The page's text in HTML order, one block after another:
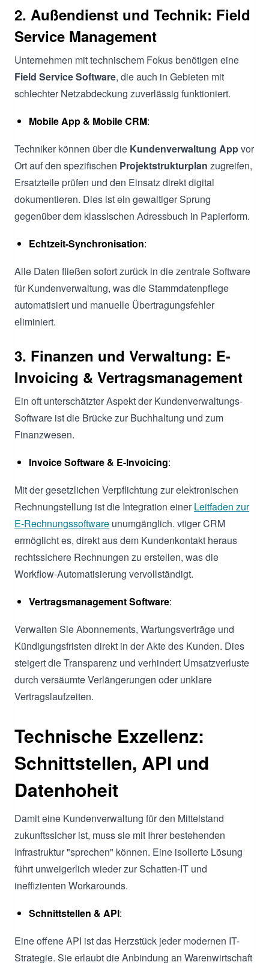
2. Außendienst und Technik: Field
Service Management
Unternehmen mit technischem Fokus benötigen eine
Field Service Software, die auch in Gebieten mit
schlechter Netzabdeckung zuverlässig funktioniert.
Mobile App & Mobile CRM:
Techniker können über die Kundenverwaltung Appvor
Ort auf den spezifischen Projektstrukturplan zugreifen,
Ersatzteile prüfen und den Einsatz direkt digital
dokumentieren. Dies ist ein gewaltiger Sprung
gegenüber dem klassischen Adressbuch in Papierform.
Echtzeit-Synchronisation:
Alle Daten fließen sofort zurück in die zentrale Software
für Kundenverwaltung, was die Stammdatenpflege
automatisiert und manuelle Übertragungsfehler
eliminiert.
3. Finanzen und Verwaltung: E-
Invoicing & Vertragsmanagement
Ein oft unterschätzter Aspekt der Kundenverwaltungs-
Software ist die Brücke zur Buchhaltung und zum
Finanzwesen.
Invoice Software & E-Invoicing:
Mit der gesetzlichen Verpflichtung zur elektronischen
Rechnungstellung ist die Integration einerLeitfaden zur
E-Rechnungssoftware unumgänglich. vtiger CRM
ermöglicht es, direkt aus dem Kundenkontakt heraus
rechtssichere Rechnungen zu erstellen, was die
Workflow-Automatisierung vervollständigt.
Vertragsmanagement Software:
Verwalten Sie Abonnements, Wartungsverträge und
Kündigungsfristen direkt in der Akte des Kunden. Dies
steigert die Transparenz und verhindert Umsatzverluste
durch versäumte Verlängerungen oder unklare
Vertragslaufzeiten.
Technische Exzellenz:
Schnittstellen, API und
Datenhoheit
Damit eine Kundenverwaltung für den Mittelstand
zukunftssicher ist, muss sie mit Ihrer bestehenden
Infrastruktur "sprechen" können. Eine isolierte Lösung
führt unweigerlich wieder zur Schatten-IT und
ineffizienten Workarounds.
Schnittstellen & API:
Eine offene API ist das Herzstück jeder modernen IT-
Strategie. Sie erlaubt die Anbindung an Warenwirtschaft